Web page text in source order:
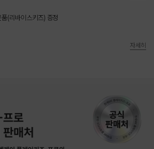
(리바이스키즈) 증정
자세히